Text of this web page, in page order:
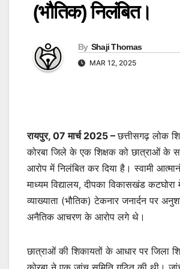
(भौतिक) निलंबित।
By Shaji Thomas
MAR 12, 2025
रायपुर, 07 मार्च 2025 –छत्तीसगढ़ लोक
कोरबा जिले के एक शिक्षक को छात्राओं के
आरोप में निलंबित कर दिया है। स्वामी
माध्यम विद्यालय, दीपका विकासखंड कटघोरा
व्याख्याता (भौतिक) टेकनार जनार्दन पर
अनैतिक आचरण के आरोप लगे थे।
छात्राओं की शिकायतों के आधार पर जिला